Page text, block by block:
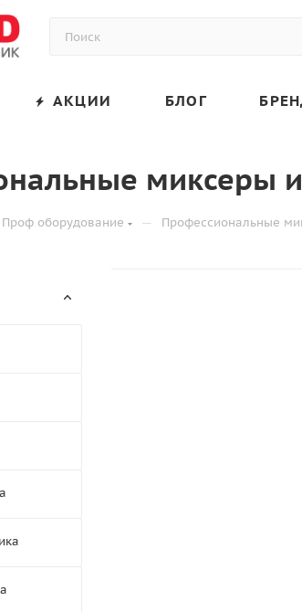
АКЦИИ БЛОГ
миксеры
Проф оборудование — Профессиональные